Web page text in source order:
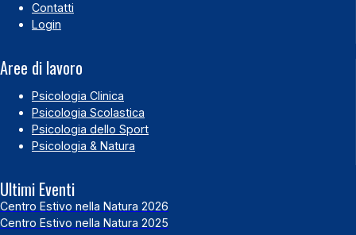
Contatti
Login
Aree di lavoro
Psicologia Clinica
Psicologia Scolastica
Psicologia dello Sport
Psicologia & Natura
Ultimi Eventi
Centro Estivo nella Natura 2026
Centro Estivo nella Natura 2025